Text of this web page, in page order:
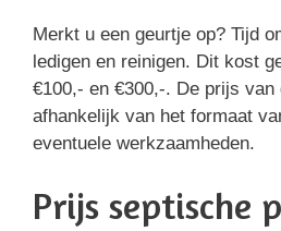
Merkt u een geurtje op? Tijd
ledigen en reinigen. Dit kost
€100,- en €300,-. De prijs
afhankelijk van het formaat
eventuele werkzaamheden.
Prijs septische